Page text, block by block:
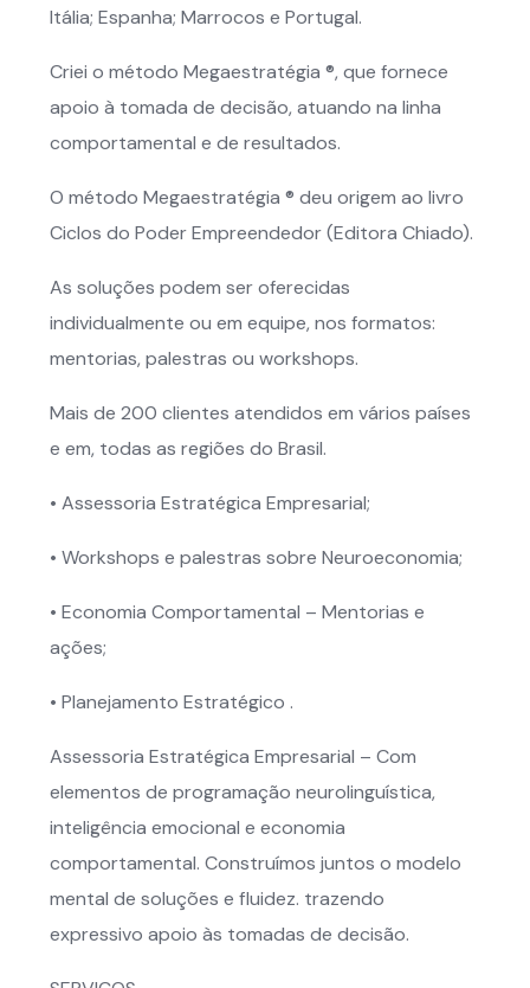
Itália; Espanha; Marrocos e Portugal.
Criei o método Megaestratégia ®, que fornece
apoio à tomada de decisão, atuando na linha
comportamental e de resultados.
O método Megaestratégia ® deu origem ao livro
Ciclos do Poder Empreendedor (Editora Chiado).
As soluções podem ser oferecidas
individualmente ou em equipe, nos formatos:
mentorias, palestras ou workshops.
Mais de 200 clientes atendidos em vários países
e em, todas as regiões do Brasil.
• Assessoria Estratégica Empresarial;
• Workshops e palestras sobre Neuroeconomia;
• Economia Comportamental – Mentorias e
ações;
• Planejamento Estratégico .
Assessoria Estratégica Empresarial – Com
elementos de programação neurolinguística,
inteligência emocional e economia
comportamental. Construímos juntos o modelo
mental de soluções e fluidez. trazendo
expressivo apoio às tomadas de decisão.